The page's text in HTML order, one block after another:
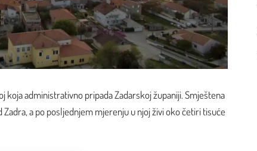
koja administrativno pripada Zadarskoj županiji. Smještena
a po posljednjem mjerenju u njoj živi oko četiri tisuće